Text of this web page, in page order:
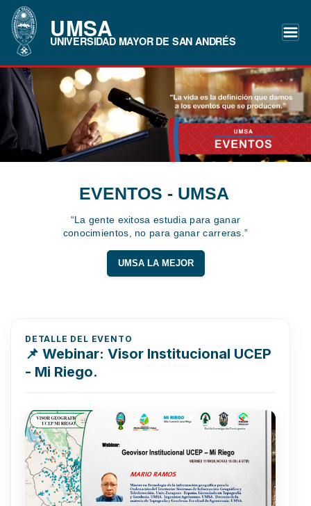
UMSA
UNIVERSIDAD MAYOR DE SAN ANDRÉS
EVENTOS - UMSA
“La gente exitosa estudia para ganar
conocimientos, no para ganar carreras.”
UMSA LA MEJOR
DETALLE DEL EVENTO
📌 Webinar: Visor Institucional UCEP
- Mi Riego.